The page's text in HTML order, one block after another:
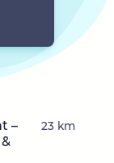
–
23 km